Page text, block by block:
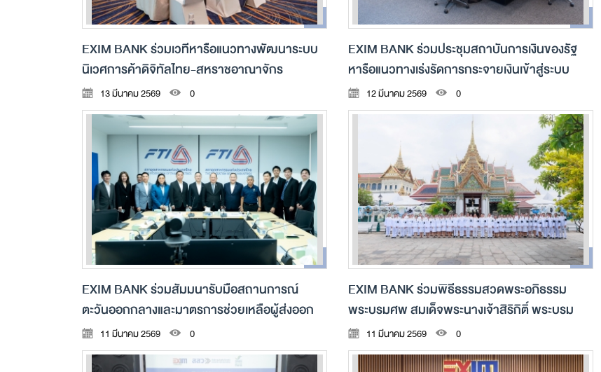
EXIM BANK ร่วมเวทีหารือแนวทางพัฒนาระบบ
นิเวศการค้าดิจิทัลไทย-สหราชอาณาจักร
13 มีนาคม 2569 0
EXIM BANK ร่วมประชุมสถาบันการเงินของรัฐ
หารือแนวทางเร่งรัดการกระจายเงินเข้าสู่ระบบ
เศรษฐกิจ
12 มีนาคม 2569 0
EXIM BANK ร่วมสัมมนารับมือสถานการณ์
ตะวันออกกลางและมาตรการช่วยเหลือผู้ส่งออก
SMEs11 มีนาคม 2569 0
EXIM BANK ร่วมพิธีธรรมสวดพระอภิธรรม
พระบรมศพ สมเด็จพระนางเจ้าสิริกิติ์ พระบรม
ราชินีนาถ พระบรมราชชนนีพันปีหลวง
11 มีนาคม 2569 0